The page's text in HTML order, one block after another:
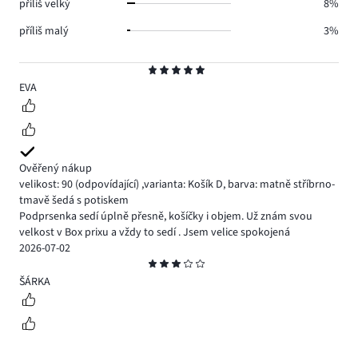
5
EVA
Ověřený nákup
velikost: 90 (odpovídající) ,varianta: Košík D, barva: matně stříbrno-
tmavě šedá s potiskem
Podprsenka sedí úplně přesně, košíčky i objem. Už znám svou
velkost v Box prixu a vždy to sedí . Jsem velice spokojená
2026-07-02
3
ŠÁRKA
příliš velký
8%
příliš malý
3%